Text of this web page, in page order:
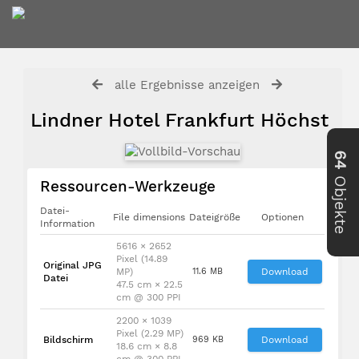
alle Ergebnisse anzeigen
Lindner Hotel Frankfurt Höchst
Ressourcen-Werkzeuge
Datei-
Information
File dimensions Dateigröße Optionen
Original JPG
Datei
5616 × 2652
Pixel (14.89
MP)
47.5 cm × 22.5
cm @ 300 PPI
11.6 MB Download
Bildschirm
2200 × 1039
Pixel (2.29 MP)
18.6 cm × 8.8
969 KB Download
64
Objekte